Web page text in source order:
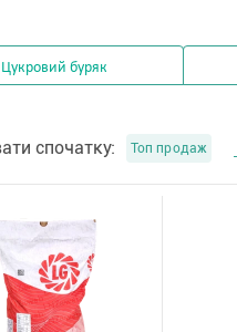
Цукровий буряк
спочатку: Топ продаж